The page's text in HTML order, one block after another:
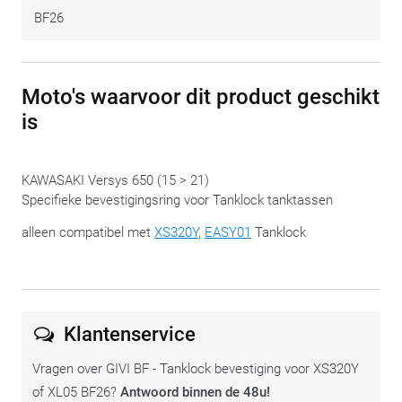
BF26
Moto's waarvoor dit product geschikt
is
KAWASAKI Versys 650 (15 > 21)
Specifieke bevestigingsring voor Tanklock tanktassen
alleen compatibel met XS320Y, EASY01 Tanklock
Klantenservice
Vragen over GIVI BF - Tanklock bevestiging voor XS320Y
of XL05 BF26? Antwoord binnen de 48u!